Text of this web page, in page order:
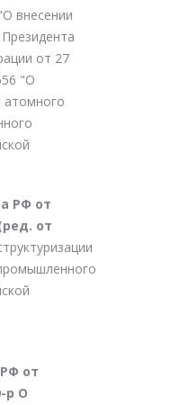
внесении
от 27
"О
атомного
РФ от
от
от
р О